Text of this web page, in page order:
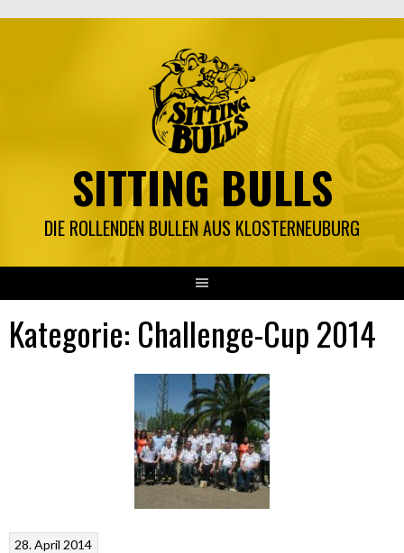
SITTING BULLS
DIE ROLLENDEN BULLEN AUS KLOSTERNEUBURG
Kategorie: Challenge-Cup 2014
28. April 2014